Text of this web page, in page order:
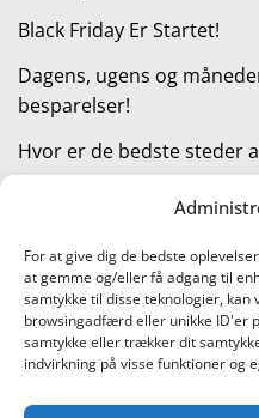
For at give dig de bedste
at gemme og/eller få adgang til
samtykke til disse teknologier, kan
browsingadfærd eller unikke ID'er
samtykke eller trækker dit
indvirkning på visse funktioner og
Black Friday Er Startet!
Dagens, ugens og
besparelser!
Hvor er de bedste steder
Kategorier
Læs vores